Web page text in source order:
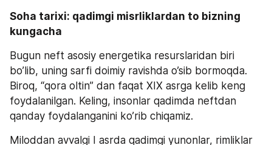
Soha tarixi: qadimgi misrliklardan to bizning
kungacha
Bugun neft asosiy energetika resurslaridan biri
bo’lib, uning sarfi doimiy ravishda o’sib bormoqda.
Biroq, “qora oltin” dan faqat XIX asrga kelib keng
foydalanilgan. Keling, insonlar qadimda neftdan
qanday foydalanganini ko’rib chiqamiz.
Miloddan avvalgi I asrda qadimgi yunonlar, rimliklar